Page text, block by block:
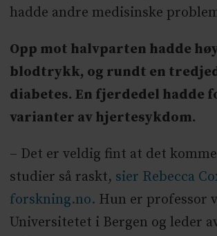
hadde andre medisinske
Opp mot halvparten hadde
blodtrykk, og rundt en
diabetes. En fjerdedel hadde
varianter av hjertesykdom.
– Det er veldig fint at det
studier så raskt, sier Rebecca
forskning.no. Hun er professor
Universitetet i Bergen og leder